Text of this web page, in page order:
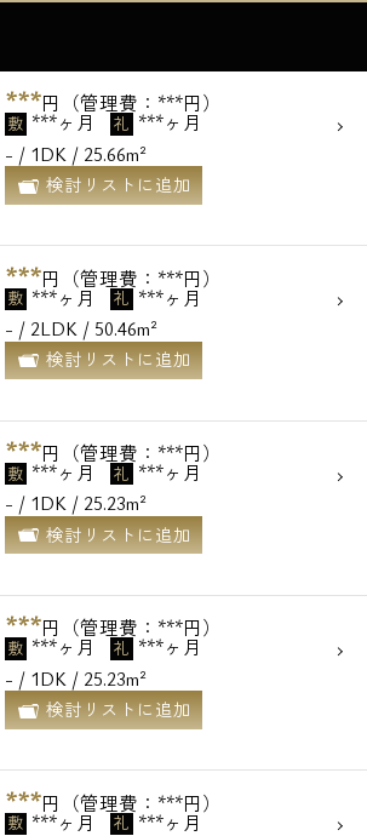
***円（管理費：***円）
敷 ***ヶ月 礼 ***ヶ月
- / 1DK / 25.66m²
検討リストに追加
***円（管理費：***円）
敷 ***ヶ月 礼 ***ヶ月
- / 2LDK / 50.46m²
検討リストに追加
***円（管理費：***円）
敷 ***ヶ月 礼 ***ヶ月
- / 1DK / 25.23m²
検討リストに追加
***円（管理費：***円）
敷 ***ヶ月 礼 ***ヶ月
- / 1DK / 25.23m²
検討リストに追加
***円（管理費：***円）
敷 ***ヶ月 礼 ***ヶ月